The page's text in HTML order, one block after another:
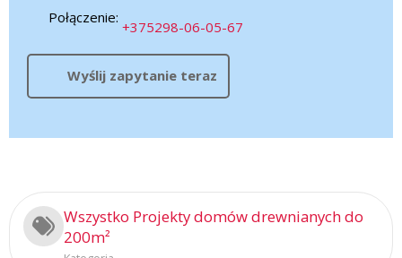
Połączenie:
+375298-06-05-67
Wyślij zapytanie teraz
Wszystko Projekty domów drewnianych do
200m²